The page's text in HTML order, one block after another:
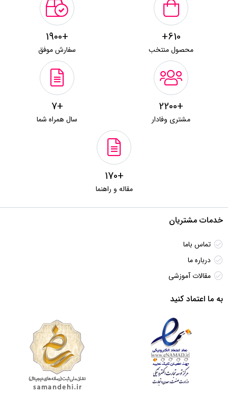
610+
محصول منتخب
+1900
سفارش موفق
+2200
مشتری وفادار
+7
سال همراه شما
+170
مقاله و راهنما
خدمات مشتریان
تماس باما
درباره ما
مقالات آموزشی
به ما اعتماد کنید